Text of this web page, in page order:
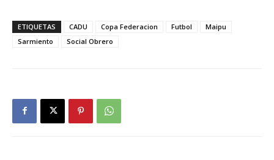
ETIQUETAS CADU Copa Federacion Futbol
Maipu
Sarmiento
Social Obrero